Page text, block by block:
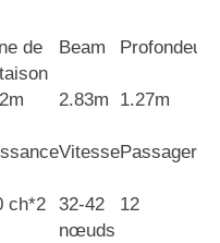
de
Beam Profondeur
2.83m 1.27m
VitessePassagers
ch*2
32-42
nœuds
12